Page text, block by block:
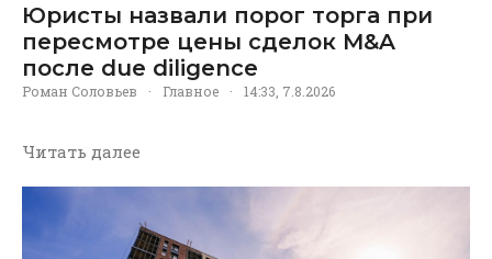
Юристы назвали порог торга при
пересмотре цены сделок M&A
после due diligence
Роман Соловьев · Главное · 14:33, 7.8.2026
Читать далее